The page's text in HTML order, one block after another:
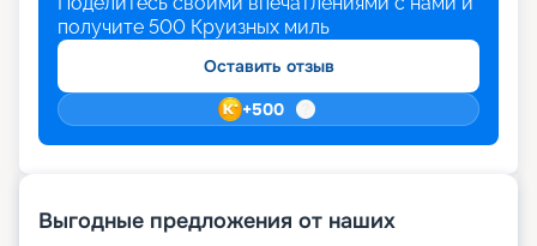
получите 500 Круизных миль
Оставить отзыв
+500
Выгодные предложения от наших